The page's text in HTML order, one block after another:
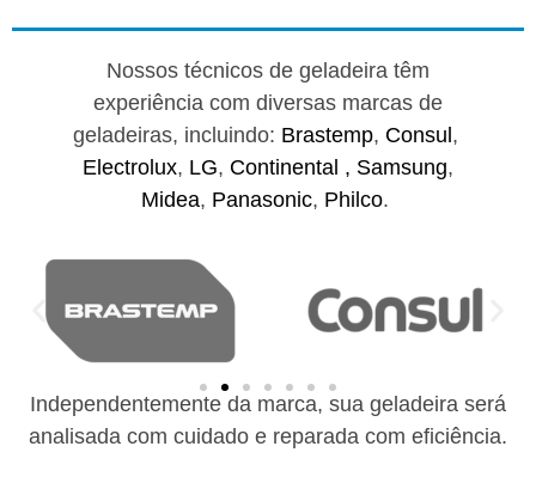
Nossos técnicos de geladeira têm
experiência com diversas marcas de
geladeiras, incluindo: Brastemp, Consul ,
Electrolux, LG, Continental , Samsung,
Midea, Panasonic, Philco.
Independentemente da marca, sua geladeira será
analisada com cuidado e reparada com eficiência.